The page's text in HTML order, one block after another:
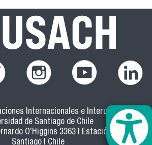
Internacionales e Interuniversitarias
de Santiago de Chile
O'Higgins 3363 | Estación Central |
Santiago | Chile